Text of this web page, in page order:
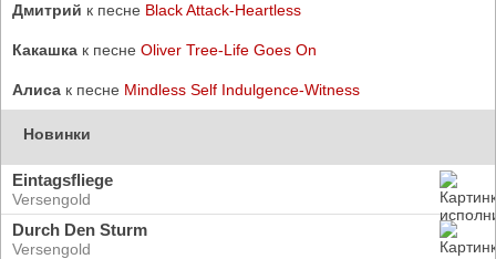
Дмитрий к песне Black Attack-Heartless
Какашка к песне Oliver Tree-Life Goes On
Алиса к песне Mindless Self Indulgence-Witness
Новинки
Eintagsfliege
Versengold
Durch Den Sturm
Versengold